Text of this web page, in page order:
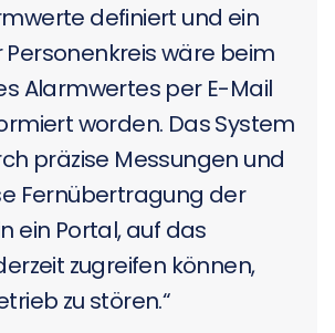
definiert und ein
wäre beim
Alarmwertes per E-Mail
worden. Das System
präzise Messungen und
Fernübertragung der
ein Portal, auf das
zugreifen können,
zu stören.“